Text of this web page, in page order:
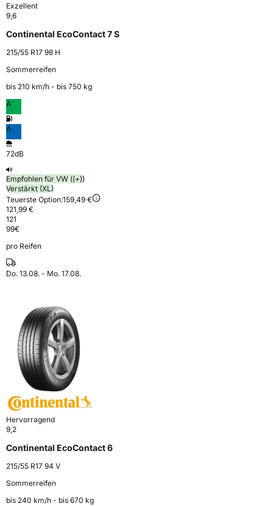
Exzellent
9,6
Continental EcoContact 7 S
215/55 R17 98 H
Sommerreifen
bis 210 km⁠/⁠h - bis 750 kg
A
A
72dB
Empfohlen für VW ((+))
Verstärkt (XL)
Teuerste Option:159,49 €
121,99 €
121
99€
pro Reifen
Do. 13.08. - Mo. 17.08.
Hervorragend
9,2
Continental EcoContact 6
215/55 R17 94 V
Sommerreifen
bis 240 km⁠/⁠h - bis 670 kg